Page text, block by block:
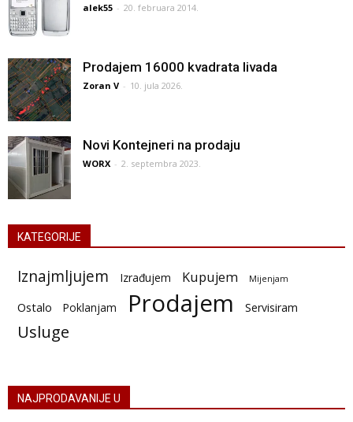
alek55 - 20. februara 2014.
Prodajem 16000 kvadrata livada
Zoran V - 10. jula 2026.
Novi Kontejneri na prodaju
WORX - 2. septembra 2023.
KATEGORIJE
Iznajmljujem Izrađujem Kupujem Mijenjam
Ostalo Poklanjam Prodajem Servisiram
Usluge
NAJPRODAVANIJE U